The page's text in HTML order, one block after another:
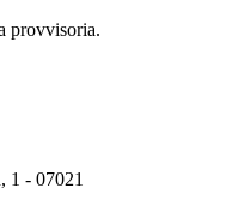
provvisoria.
1 - 07021